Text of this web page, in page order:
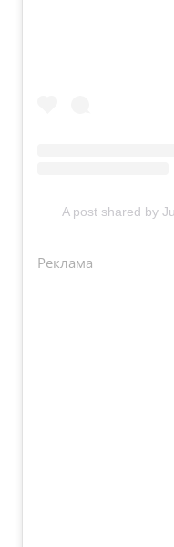
A post shared by
Реклама